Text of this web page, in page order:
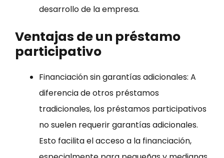
desarrollo de la empresa.
Ventajas de un préstamo
participativo
Financiación sin garantías adicionales: A
diferencia de otros préstamos
tradicionales, los préstamos participativos
no suelen requerir garantías adicionales.
Esto facilita el acceso a la financiación,